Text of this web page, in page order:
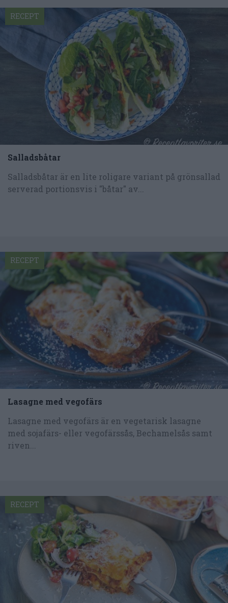
Salladsbåtar
Salladsbåtar är en lite roligare variant på grönsallad
serverad portionsvis i "båtar" av...
RECEPT
Lasagne med vegofärs
Lasagne med vegofärs är en vegetarisk lasagne
med sojafärs- eller vegofärssås, Bechamelsås samt
riven...
RECEPT
RECEPT